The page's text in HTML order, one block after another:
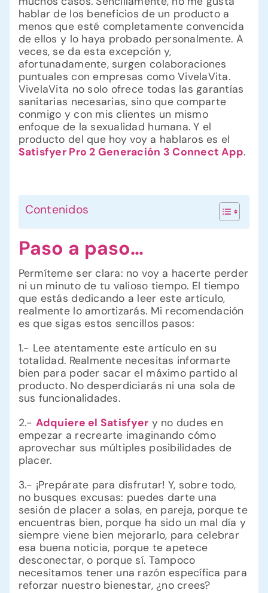
hablar de los beneficios de un producto a
menos que esté completamente convencida
de ellos y lo haya probado personalmente. A
veces, se da esta excepción y,
afortunadamente, surgen colaboraciones
puntuales con empresas como VivelaVita.
VivelaVita no solo ofrece todas las garantías
sanitarias necesarias, sino que comparte
conmigo y con mis clientes un mismo
enfoque de la sexualidad humana. Y el
producto del que hoy voy a hablaros es el
Satisfyer Pro 2 Generación 3 Connect App.
Contenidos
Paso a paso…
Permíteme ser clara: no voy a hacerte perder
ni un minuto de tu valioso tiempo. El tiempo
que estás dedicando a leer este artículo,
realmente lo amortizarás. Mi recomendación
es que sigas estos sencillos pasos:
1.- Lee atentamente este artículo en su
totalidad. Realmente necesitas informarte
bien para poder sacar el máximo partido al
producto. No desperdiciarás ni una sola de
sus funcionalidades.
2.- Adquiere el Satisfyer y no dudes en
empezar a recrearte imaginando cómo
aprovechar sus múltiples posibilidades de
placer.
3.- ¡Prepárate para disfrutar! Y, sobre todo,
no busques excusas: puedes darte una
sesión de placer a solas, en pareja, porque te
encuentras bien, porque ha sido un mal día y
siempre viene bien mejorarlo, para celebrar
esa buena noticia, porque te apetece
desconectar, o porque sí. Tampoco
necesitamos tener una razón específica para
reforzar nuestro bienestar, ¿no crees?